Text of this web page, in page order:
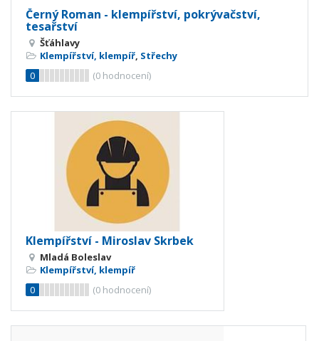
Černý Roman - klempířství, pokrývačství,
tesařství
Šťáhlavy
Klempířství, klempíř, Střechy
0
(0 hodnocení)
Klempířství - Miroslav Skrbek
Mladá Boleslav
Klempířství, klempíř
0
(0 hodnocení)